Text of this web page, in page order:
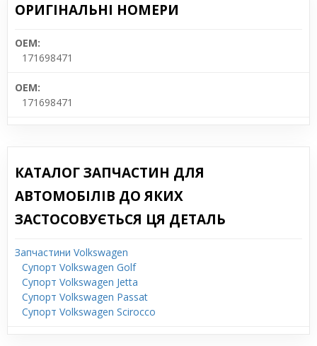
ОРИГІНАЛЬНІ НОМЕРИ
OEM:
171698471
OEM:
171698471
КАТАЛОГ ЗАПЧАСТИН ДЛЯ
АВТОМОБІЛІВ ДО ЯКИХ
ЗАСТОСОВУЄТЬСЯ ЦЯ ДЕТАЛЬ
Запчастини Volkswagen
Супорт Volkswagen Golf
Супорт Volkswagen Jetta
Супорт Volkswagen Passat
Супорт Volkswagen Scirocco